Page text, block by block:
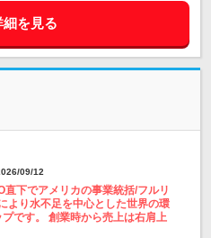
細を見る
09/12
直下でアメリカの事業統括/フルリ
より水不足を中心とした世界の環
です。 創業時から売上は右肩上